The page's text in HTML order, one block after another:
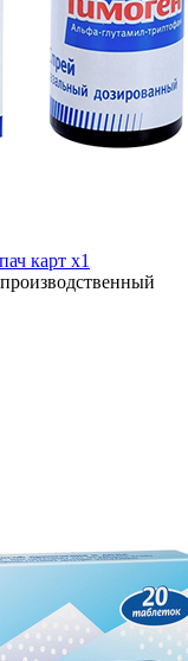
карт x1